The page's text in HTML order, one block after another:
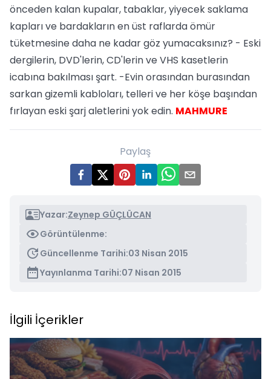
önceden kalan kupalar, tabaklar, yiyecek saklama
kapları ve bardakların en üst raflarda ömür
tüketmesine daha ne kadar göz yumacaksınız? - Eski
dergilerin, DVD'lerin, CD'lerin ve VHS kasetlerin
icabına bakılması şart. -Evin orasından burasından
sarkan gizemli kabloları, telleri ve her köşe başından
fırlayan eski şarj aletlerini yok edin. MAHMURE
Paylaş
Yazar:Zeynep GÜÇLÜCAN
Görüntülenme:
Güncellenme Tarihi:03 Nisan 2015
Yayınlanma Tarihi:07 Nisan 2015
İlgili İçerikler